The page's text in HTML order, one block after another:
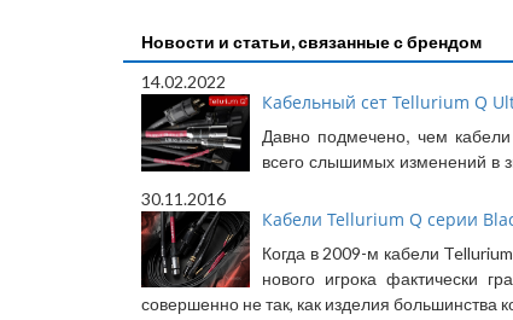
Новости и статьи, связанные с брендом
14.02.2022
Кабельный сет Tellurium Q
Давно подмечено, чем
всего слышимых изменений в
30.11.2016
Кабели Tellurium Q серии
Когда в 2009-м кабели
нового игрока фактически
совершенно не так, как изделия большинства